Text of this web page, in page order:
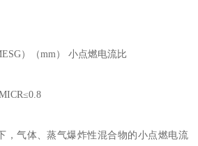
）（mm） 小点燃电流比
，气体、蒸气爆炸性混合物的小点燃电流